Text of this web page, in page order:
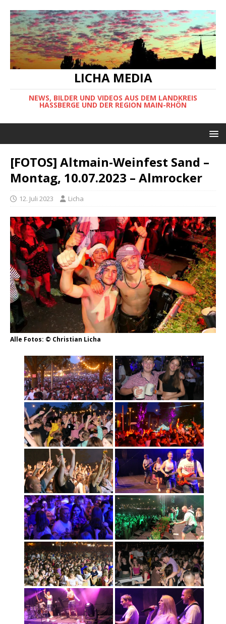
LICHA MEDIA
NEWS, BILDER UND VIDEOS AUS DEM LANDKREIS
HASSBERGE UND DER REGION MAIN-RHÖN
[FOTOS] Altmain-Weinfest Sand –
Montag, 10.07.2023 – Almrocker
12. Juli 2023 Licha
Alle Fotos: © Christian Licha